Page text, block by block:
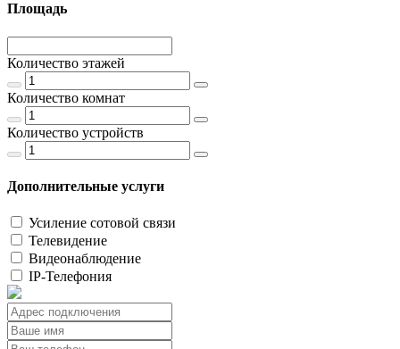
Площадь
Количество этажей
Количество комнат
Количество устройств
Дополнительные услуги
Усиление сотовой связи
Телевидение
Видеонаблюдение
IP-Телефония